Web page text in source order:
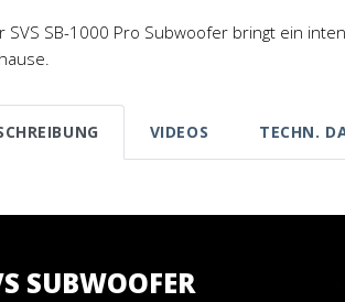
SVS SB-1000 Pro Subwoofer bringt ein
VIDEOS TECHN.
SUBWOOFER